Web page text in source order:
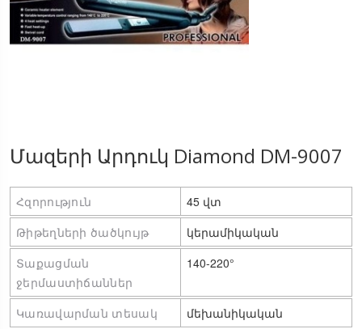
Մազերի Արդուկ Diamond DM-9007
Հզորություն
45 վտ
Թիթեղների ծածկույթ
կերամիկական
Տաքացման
ջերմաստիճաններ
140-220°
Կառավարման տեսակ
մեխանիկական